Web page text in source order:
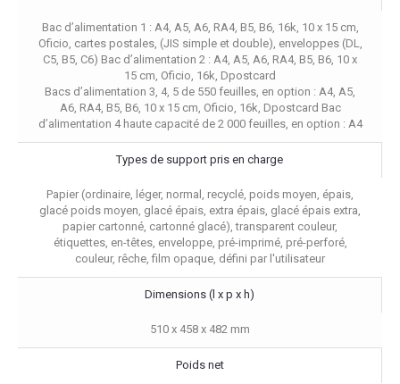
Bac d’alimentation 1 : A4, A5, A6, RA4, B5, B6, 16k, 10 x 15 cm,
Oficio, cartes postales, (JIS simple et double), enveloppes (DL,
C5, B5, C6) Bac d’alimentation 2 : A4, A5, A6, RA4, B5, B6, 10 x
15 cm, Oficio, 16k, Dpostcard
Bacs d’alimentation 3, 4, 5 de 550 feuilles, en option : A4, A5,
A6, RA4, B5, B6, 10 x 15 cm, Oficio, 16k, Dpostcard Bac
d’alimentation 4 haute capacité de 2 000 feuilles, en option : A4
Types de support pris en charge
Papier (ordinaire, léger, normal, recyclé, poids moyen, épais,
glacé poids moyen, glacé épais, extra épais, glacé épais extra,
papier cartonné, cartonné glacé), transparent couleur,
étiquettes, en-têtes, enveloppe, pré-imprimé, pré-perforé,
couleur, rêche, film opaque, défini par l'utilisateur
Dimensions (l x p x h)
510 x 458 x 482 mm
Poids net